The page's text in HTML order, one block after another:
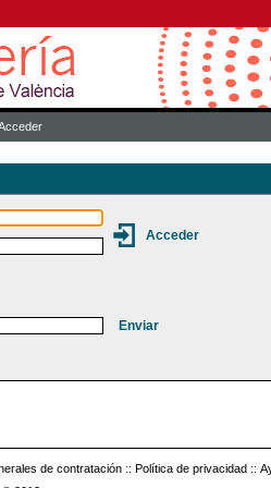
de contratación :: Política de privacidad ::